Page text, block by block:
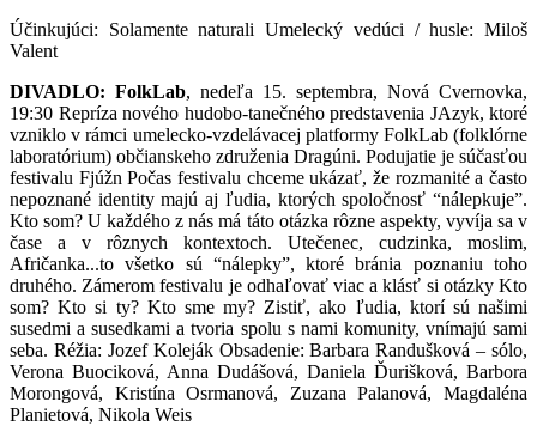
Účinkujúci: Solamente naturali Umelecký vedúci / husle: Miloš
Valent
DIVADLO: FolkLab, nedeľa 15. septembra, Nová Cvernovka,
19:30 Repríza nového hudobo-tanečného predstavenia JAzyk, ktoré
vzniklo v rámci umelecko-vzdelávacej platformy FolkLab (folklórne
laboratórium) občianskeho združenia Dragúni. Podujatie je súčasťou
festivalu Fjúžn Počas festivalu chceme ukázať, že rozmanité a často
nepoznané identity majú aj ľudia, ktorých spoločnosť “nálepkuje”.
Kto som? U každého z nás má táto otázka rôzne aspekty, vyvíja sa v
čase a v rôznych kontextoch. Utečenec, cudzinka, moslim,
Afričanka...to všetko sú “nálepky”, ktoré bránia poznaniu toho
druhého. Zámerom festivalu je odhaľovať viac a klásť si otázky Kto
som? Kto si ty? Kto sme my? Zistiť, ako ľudia, ktorí sú našimi
susedmi a susedkami a tvoria spolu s nami komunity, vnímajú sami
seba. Réžia: Jozef Koleják Obsadenie: Barbara Randušková – sólo,
Verona Buociková, Anna Dudášová, Daniela Ďurišková, Barbora
Morongová, Kristína Osrmanová, Zuzana Palanová, Magdaléna
Planietová, Nikola Weis